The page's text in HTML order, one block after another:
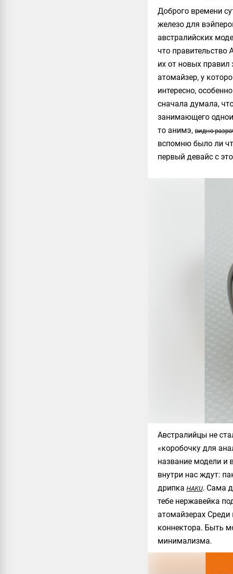
Доброго времени
железо для
австралийских
что правительство
их от новых правил
атомайзер, у
интересно,
сначала думала,
занимающего
то анимэ, видно
вспомню было ли
первый девайс с
Австралийцы не
«коробочку для
название модели и
внутри нас ждут:
дрипка HAKU. Сама
тебе нержавейка
атомайзерах Среди
коннектора. Быть
минимализма.